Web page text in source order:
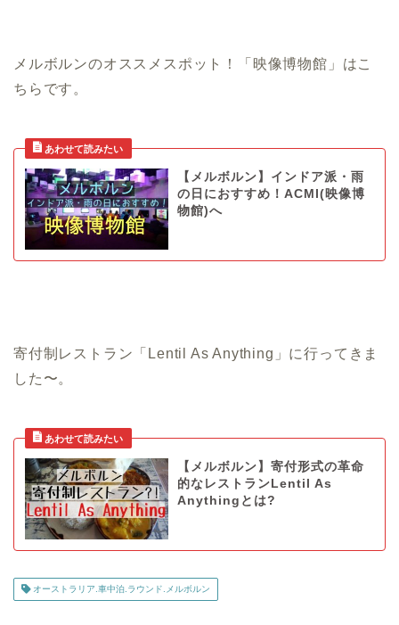
メルボルンのオススメスポット！「映像博物館」はこ
ちらです。
【メルボルン】インドア派・雨
の日におすすめ！ACMI(映像博
物館)へ
寄付制レストラン「Lentil As Anything」に行ってきま
した〜。
【メルボルン】寄付形式の革命
的なレストランLentil As
Anythingとは?
オーストラリア.車中泊.ラウンド.メルボルン